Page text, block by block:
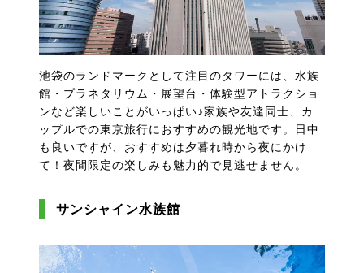
池袋のランドマークとして注目のタワーには、水族
館・プラネタリウム・展望台・体験型アトラクショ
ンなど楽しいことがいっぱい♪家族や友達同士、カ
ップルでの東京旅行におすすめの観光地です。日中
も良いですが、おすすめは夕暮れ時から夜にかけ
て！夜間限定の楽しみも魅力的で見逃せません。
サンシャイン水族館